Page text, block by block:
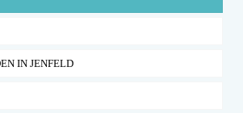
IN JENFELD